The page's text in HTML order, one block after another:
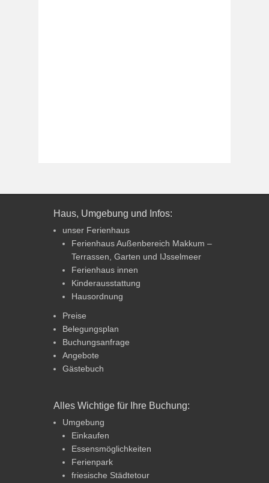
Haus, Umgebung und Infos:
unser Ferienhaus
Ferienhaus Außenbereich Makkum –
Terrassen, Garten und IJsselmeer
Ferienhaus innen
Kinderausstattung
Hausordnung
Preise
Belegungsplan
Buchungsanfrage
Angebote
Gästebuch
Alles Wichtige für Ihre Buchung:
Umgebung
Einkaufen
Essensmöglichkeiten
Ferienpark
friesische Städtetour